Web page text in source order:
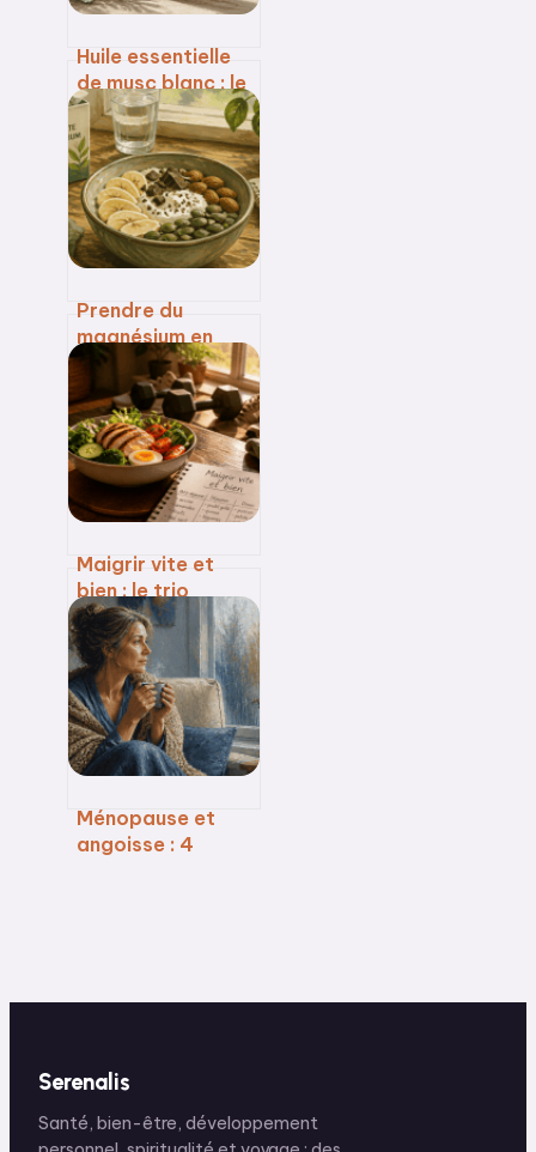
Huile essentielle
de musc blanc : le
guide pratique
pour parfumer
votre intérieur et
apaiser votre
esprit
Prendre du
magnésium en
continu : erreur de
dosage ou
nécessité
physiologique ?
Maigrir vite et
bien : le trio
gagnant entre
déficit calorique,
sport et
stabilisation
Ménopause et
angoisse : 4
Serenalis
Santé, bien-être, développement